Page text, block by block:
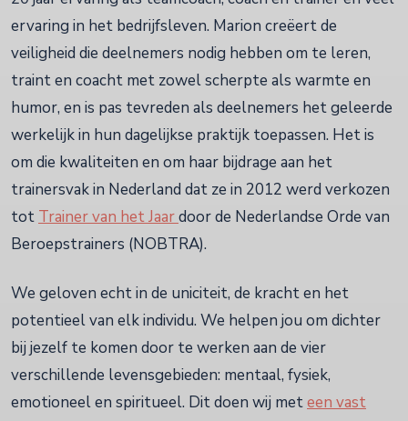
ervaring in het bedrijfsleven. Marion creëert de
veiligheid die deelnemers nodig hebben om te leren,
traint en coacht met zowel scherpte als warmte en
humor, en is pas tevreden als deelnemers het geleerde
werkelijk in hun dagelijkse praktijk toepassen. Het is
om die kwaliteiten en om haar bijdrage aan het
trainersvak in Nederland dat ze in 2012 werd verkozen
tot Trainer van het Jaardoor de Nederlandse Orde van
Beroepstrainers (NOBTRA).
We geloven echt in de uniciteit, de kracht en het
potentieel van elk individu. We helpen jou om dichter
bij jezelf te komen door te werken aan de vier
verschillende levensgebieden: mentaal, fysiek,
emotioneel en spiritueel. Dit doen wij meteen vast